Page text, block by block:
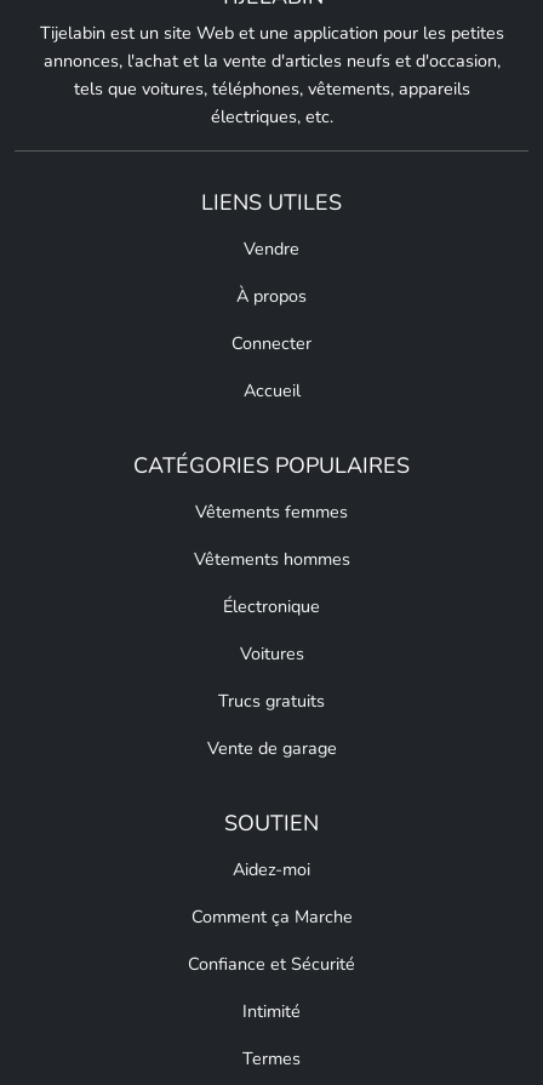
Tijelabin est un site Web et une application pour les petites
annonces, l'achat et la vente d'articles neufs et d'occasion,
tels que voitures, téléphones, vêtements, appareils
électriques, etc.
LIENS UTILES
Vendre
À propos
Connecter
Accueil
CATÉGORIES POPULAIRES
Vêtements femmes
Vêtements hommes
Électronique
Voitures
Trucs gratuits
Vente de garage
SOUTIEN
Aidez-moi
Comment ça Marche
Confiance et Sécurité
Intimité
Termes